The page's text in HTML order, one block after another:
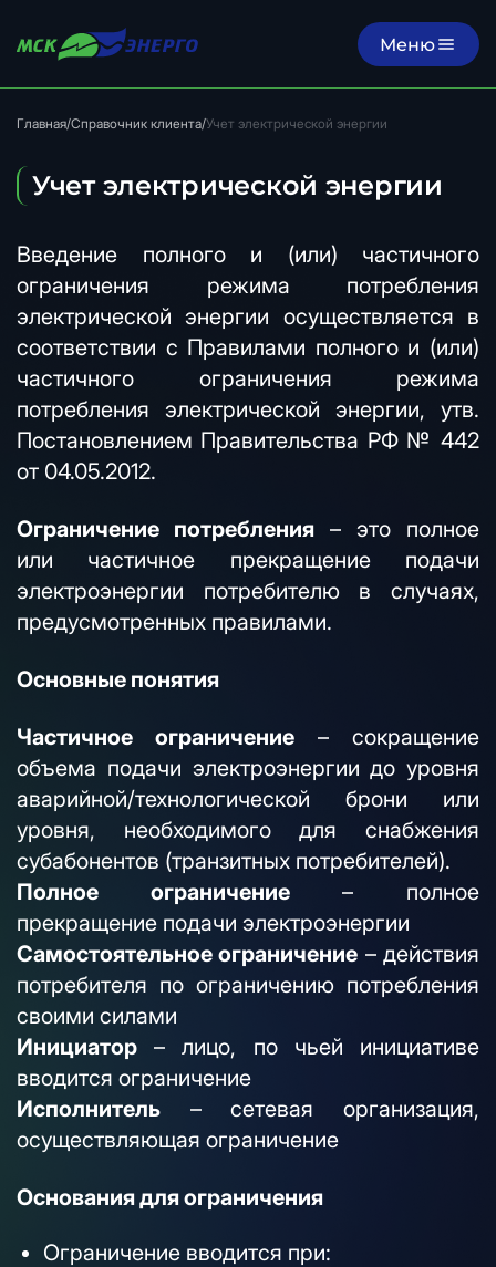
Меню
Главная/Справочник клиента/Учет электрической энергии
Учет электрической энергии
Введение полного и (или) частичного
ограничения режима потребления
электрической энергии осуществляется в
соответствии с Правилами полного и (или)
частичного ограничения режима
потребления электрической энергии, утв.
Постановлением Правительства РФ № 442
от 04.05.2012.
Ограничение потребления – это полное
или частичное прекращение подачи
электроэнергии потребителю в случаях,
предусмотренных правилами.
Основные понятия
Частичное ограничение – сокращение
объема подачи электроэнергии до уровня
аварийной/технологической брони или
уровня, необходимого для снабжения
субабонентов (транзитных потребителей).
Полное ограничение– полное
прекращение подачи электроэнергии
Самостоятельное ограничение – действия
потребителя по ограничению потребления
своими силами
Инициатор – лицо, по чьей инициативе
вводится ограничение
Исполнитель – сетевая организация,
осуществляющая ограничение
Основания для ограничения
Ограничение вводится при: